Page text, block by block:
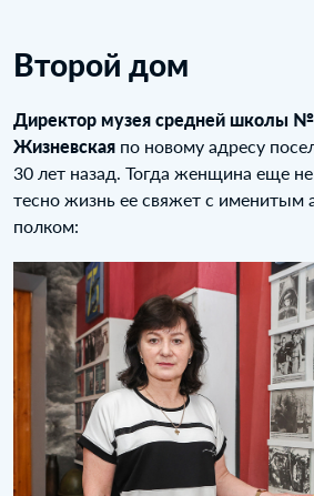
Второй дом
Директор музея средней школы
Жизневская по новому адресу
30 лет назад. Тогда женщина еще
тесно жизнь ее свяжет с именитым
полком: